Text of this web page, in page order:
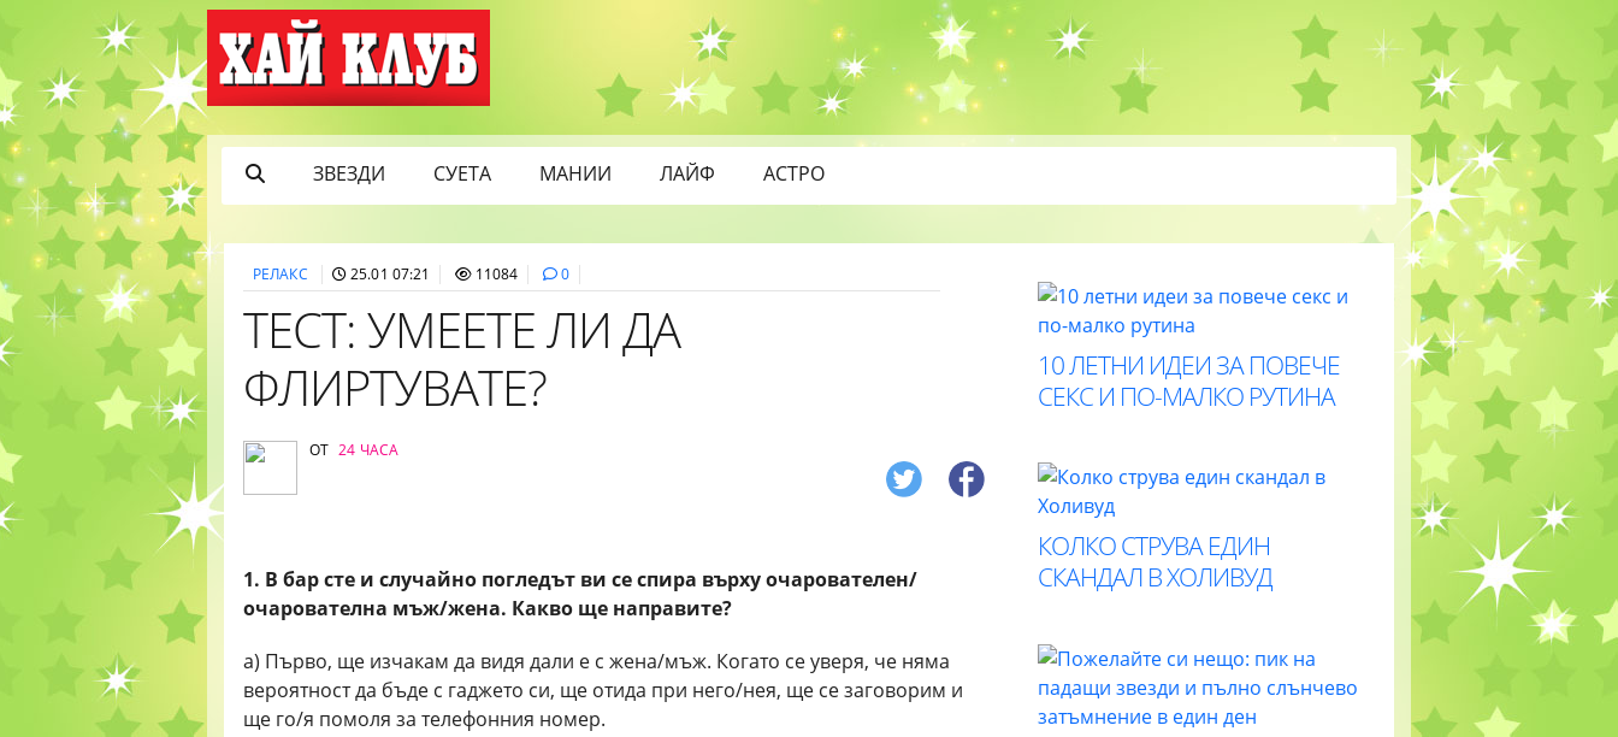
ЗВЕЗДИ СУЕТА МАНИИ ЛАЙФ АСТРО
РЕЛАКС 25.01 07:21 11084 0
ТЕСТ: УМЕЕТЕ ЛИ ДА
ФЛИРТУВАТЕ?
ОТ 24 ЧАСА
1. В бар сте и случайно погледът ви се спира върху очарователен/
очарователна мъж/жена. Какво ще направите?
а) Първо, ще изчакам да видя дали е с жена/мъж. Когато се уверя, че няма
вероятност да бъде с гаджето си, ще отида при него/нея, ще се заговорим и
ще го/я помоля за телефонния номер.
10 ЛЕТНИ ИДЕИ ЗА ПОВЕЧЕ
СЕКС И ПО-МАЛКО РУТИНА
КОЛКО СТРУВА ЕДИН
СКАНДАЛ В ХОЛИВУД